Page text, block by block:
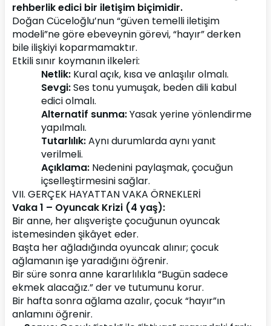
rehberlik edici bir iletişim biçimidir.
Doğan Cüceloğlu’nun “güven temelli iletişim
modeli”ne göre ebeveynin görevi, “hayır” derken
bile ilişkiyi koparmamaktır.
Etkili sınır koymanın ilkeleri:
Netlik: Kural açık, kısa ve anlaşılır olmalı.
Sevgi: Ses tonu yumuşak, beden dili kabul
edici olmalı.
Alternatif sunma: Yasak yerine yönlendirme
yapılmalı.
Tutarlılık: Aynı durumlarda aynı yanıt
verilmeli.
Açıklama: Nedenini paylaşmak, çocuğun
içselleştirmesini sağlar.
VII. GERÇEK HAYATTAN VAKA ÖRNEKLERİ
Vaka 1 – Oyuncak Krizi (4 yaş):
Bir anne, her alışverişte çocuğunun oyuncak
istemesinden şikâyet eder.
Başta her ağladığında oyuncak alınır; çocuk
ağlamanın işe yaradığını öğrenir.
Bir süre sonra anne kararlılıkla “Bugün sadece
ekmek alacağız.” der ve tutumunu korur.
Bir hafta sonra ağlama azalır, çocuk “hayır”ın
anlamını öğrenir.